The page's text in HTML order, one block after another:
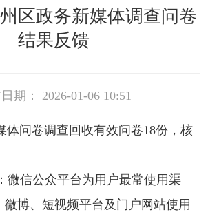
区政务新媒体调查问卷
结果反馈
期： 2026-01-06 10:51
体问卷调查回收有效问卷18份，核
微信公众平台为用户最常使用渠
微博、短视频平台及门户网站使用